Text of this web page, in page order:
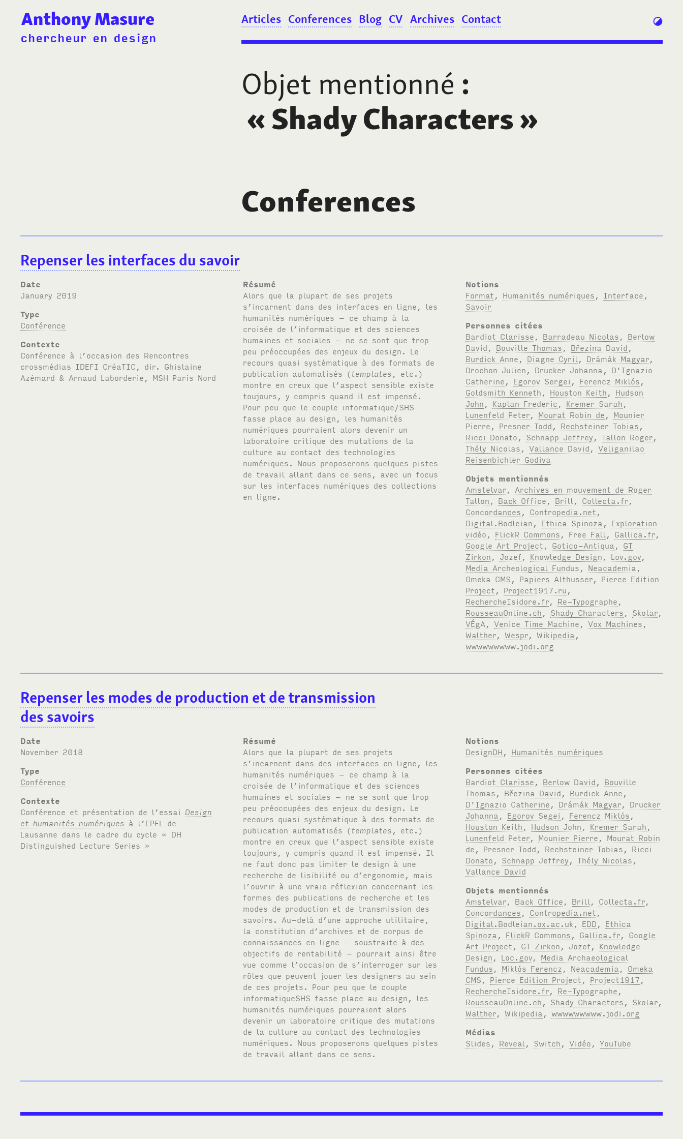
Anthony Masure
chercheur en design
Articles Conferences Blog CV Archives Contact
Objet mentionné :
«Shady Characters»
Conferences
Repenser les interfaces du savoir
Date
January 2019
Type
Conférence
Contexte
Conférence à l’occasion des Rencontres
crossmédias IDEFI CréaTIC , dir. Ghislaine
Azémard & Arnaud Laborderie, MSH Paris Nord
Résumé
Alors que la plupart de ses projets
s’incarnent dans des interfaces en ligne, les
humanités numériques – ce champ à la
croisée de l’informatique et des sciences
humaines et sociales – ne se sont que trop
peu préoccupées des enjeux du design. Le
recours quasi systématique à des formats de
publication automatisés (templates , etc.)
montre en creux que l’aspect sensible existe
toujours, y compris quand il est impensé.
Pour peu que le couple informatique/SHS
fasse place au design, les humanités
numériques pourraient alors devenir un
laboratoire critique des mutations de la
culture au contact des technologies
numériques. Nous proposerons quelques pistes
de travail allant dans ce sens, avec un focus
sur les interfaces numériques des collections
en ligne.
Notions
Format
Humanités numériques Interface
Savoir
Personnes citées
Bardiot Clarisse
Barradeau Nicolas
Berlow
David
Bouville Thomas Březina David
Burdick Anne
Diagne Cyril Drámák Magyar
Drochon Julien
Drucker Johanna
D'Ignazio
Catherine
Egorov Sergei Ferencz Miklós
Goldsmith Kenneth
Houston Keith
Hudson
John
Kaplan Frederic Kremer Sarah
Lunenfeld Peter
Mourat Robin de
Mounier
Pierre
Presner Todd Rechsteiner Tobias
Ricci Donato
Schnapp Jeffrey ,Tallon Roger
Thély Nicolas ,Vallance David ,Veliganilao
Reisenbichler Godiva
Objets mentionnés
Amstelvar
Archives en mouvement de Roger
Tallon
Back Office Brill Collecta.fr
Concordances
Contropedia.net
Digital.Bodleian
Ethica Spinoza
Exploration
vidéo
FlickR Commons Free Fall Gallica.fr
Google Art Project
Gotico-Antiqua
GT
Zirkon
Jozef Knowledge Design Lov.gov
Media Archeological Fundus
Neacademia
Omeka CMS
Papiers Althusser
Pierce Edition
Project
Project1917.ru
RechercheIsidore.fr
Re-Typographe
RousseauOnline.ch
Shady Characters Skolar
VÉgA ,Venice Time Machine ,Vox Machines
Walther ,Wespr ,Wikipedia
wwwwwwwww.jodi.org
Repenser les modes de production et de transmission
des savoirs
Date
November 2018
Type
Conférence
Contexte
Conférence et présentation de l’essai Design
et humanités numériques à l’ EPFL
de
Lausanne dans le cadre du cycle « DH
Distinguished Lecture Series »
Résumé
Alors que la plupart de ses projets
s’incarnent dans des interfaces en ligne, les
humanités numériques – ce champ à la
croisée de l’informatique et des sciences
humaines et sociales – ne se sont que trop
peu préoccupées des enjeux du design. Le
recours quasi systématique à des formats de
publication automatisés (templates , etc.)
montre en creux que l’aspect sensible existe
toujours, y compris quand il est impensé. Il
ne faut donc pas limiter le design à une
recherche de lisibilité ou d’ergonomie, mais
l’ouvrir à une vraie réflexion concernant les
formes des publications de recherche et les
modes de production et de transmission des
savoirs. Au-delà d’une approche utilitaire,
la constitution d’archives et de corpus de
connaissances en ligne – soustraite à des
objectifs de rentabilité – pourrait ainsi être
vue comme l’occasion de s’interroger sur les
rôles que peuvent jouer les designers au sein
de ces projets. Pour peu que le couple
informatiqueSHS fasse place au design, les
humanités numériques pourraient alors
devenir un laboratoire critique des mutations
de la culture au contact des technologies
numériques. Nous proposerons quelques pistes
de travail allant dans ce sens.
Notions
DesignDH
Humanités numériques
Personnes citées
Bardiot Clarisse
Berlow David
Bouville
Thomas
Březina David Burdick Anne
D'Ignazio Catherine
Drámák Magyar
Drucker
Johanna
Egorov Segei Ferencz Miklós
Houston Keith
Hudson John Kremer Sarah
Lunenfeld Peter
Mounier Pierre
Mourat Robin
de
Presner Todd Rechsteiner Tobias
Ricci
Donato
Schnapp Jeffrey ,Thély Nicolas
Vallance David
Objets mentionnés
Amstelvar
Back Office Brill Collecta.fr
Concordances
Contropedia.net
Digital.Bodleian.ox.ac.uk
EDD
Ethica
Spinoza
FlickR Commons Gallica.fr
Google
Art Project
GT Zirkon Jozef
Knowledge
Design
Loc.gov
Media Archaeological
Fundus
Miklós Ferencz Neacademia
Omeka
CMS
Pierce Edition Project Project1917
RechercheIsidore.fr
Re-Typographe
RousseauOnline.ch
Shady Characters Skolar
Walther ,Wikipedia ,wwwwwwwww.jodi.org
Médias
Slides
Reveal Switch ,Vidéo ,YouTube